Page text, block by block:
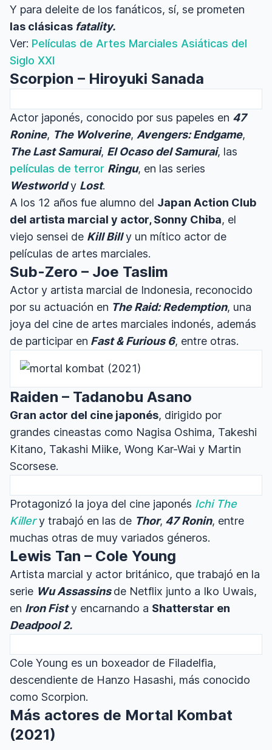
Y para deleite de los fanáticos, sí, se prometen
las clásicas fatality.
Ver: Películas de Artes Marciales Asiáticas del
Siglo XXI
Scorpion – Hiroyuki Sanada
Actor japonés, conocido por sus papeles en 47
Ronine, The Wolverine, Avengers: Endgame,
The Last Samurai, El Ocaso del Samurai, las
películas de terror Ringu, en las series
Westworldy Lost.
A los 12 años fue alumno del Japan Action Club
del artista marcial y actor, Sonny Chiba, el
viejo sensei de Kill Billy un mítico actor de
películas de artes marciales.
Sub-Zero – Joe Taslim
Actor y artista marcial de Indonesia, reconocido
por su actuación en The Raid: Redemption, una
joya del cine de artes marciales indonés, además
de participar en Fast & Furious 6, entre otras.
Raiden – Tadanobu Asano
Gran actor del cine japonés, dirigido por
grandes cineastas como Nagisa Oshima, Takeshi
Kitano, Takashi Miike, Wong Kar-Wai y Martin
Scorsese.
Protagonizó la joya del cine japonés Ichi The
Killery trabajó en las de Thor, 47 Ronin, entre
muchas otras de muy variados géneros.
Lewis Tan – Cole Young
Artista marcial y actor británico, que trabajó en la
serie Wu Assassinsde Netflix junto a Iko Uwais,
en Iron Fisty encarnando a Shatterstar en
Deadpool 2.
Cole Young es un boxeador de Filadelfia,
descendiente de Hanzo Hasashi, más conocido
como Scorpion.
Más actores de Mortal Kombat
(2021)